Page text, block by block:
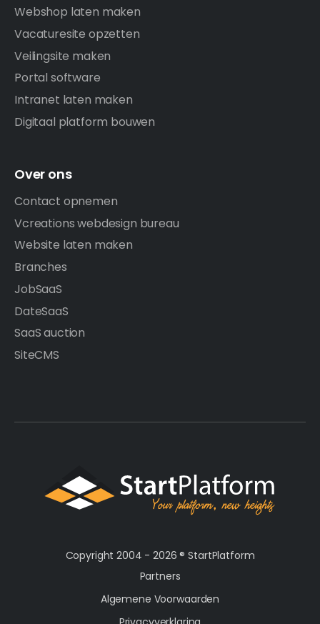
Webshop laten maken
Vacaturesite opzetten
Veilingsite maken
Portal software
Intranet laten maken
Digitaal platform bouwen
Over ons
Contact opnemen
Vcreations webdesign bureau
Website laten maken
Branches
JobSaaS
DateSaaS
SaaS auction
SiteCMS
Copyright 2004 - 2026 ®StartPlatform
Partners
Algemene Voorwaarden